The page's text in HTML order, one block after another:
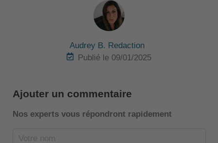
Audrey B. Redaction
Publié le 09/01/2025
Ajouter un commentaire
Nos experts vous répondront rapidement